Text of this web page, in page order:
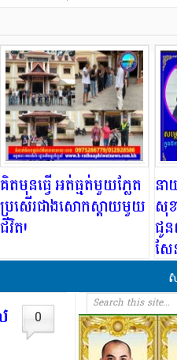
គិតមុនធ្វើ អត់ធ្មត់មួយភ្លែត
ប្រសើរជាងសោកស្ដាយមួយ
ជីវិត!
ន
សុខ
ជូន
សែ
ជ
សម្តេចម
0